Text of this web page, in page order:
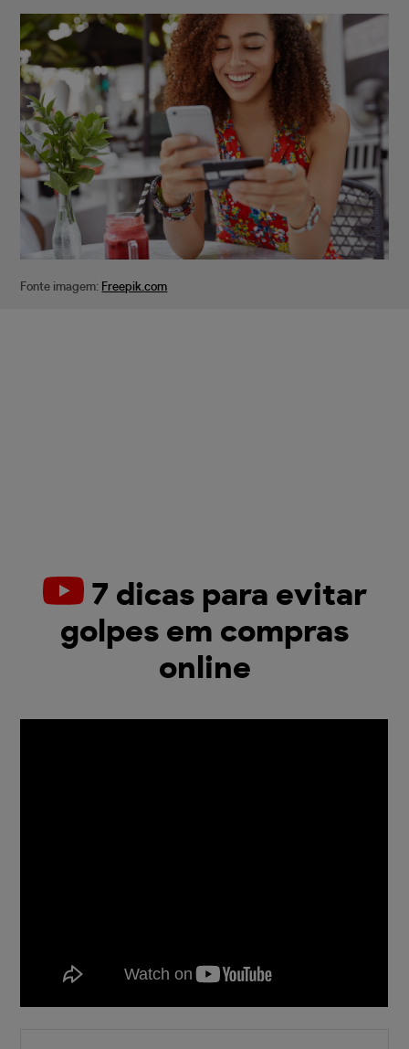
Fonte imagem: Freepik.com
7 dicas para evitar
golpes em compras
online